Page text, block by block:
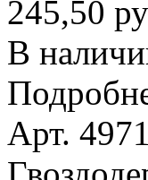
245,50
В
Арт. 4971